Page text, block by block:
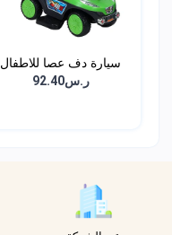
سيارة دف عصا للاطفال
ر.س92.40